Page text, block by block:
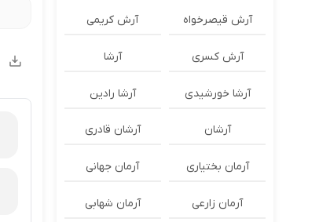
آرش قیصرخواه آرش کریمی
آرش کسری آرشا
آرشا خورشیدی آرشا رادین
آرشان آرشان قادری
آرمان بختیاری آرمان جهانی
آرمان زارعی آرمان شهابی